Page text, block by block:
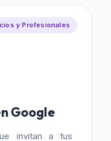
y Profesionales
Google
invitan a tus